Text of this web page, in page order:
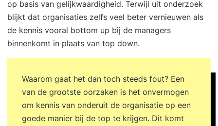
op basis van gelijkwaardigheid. Terwijl uit onderzoek
blijkt dat organisaties zelfs veel beter vernieuwen als
de kennis vooral bottom up bij de managers
binnenkomt in plaats van top down.
Waarom gaat het dan toch steeds fout? Een
van de grootste oorzaken is het onvermogen
om kennis van onderuit de organisatie op een
goede manier bij de top te krijgen. Dit komt